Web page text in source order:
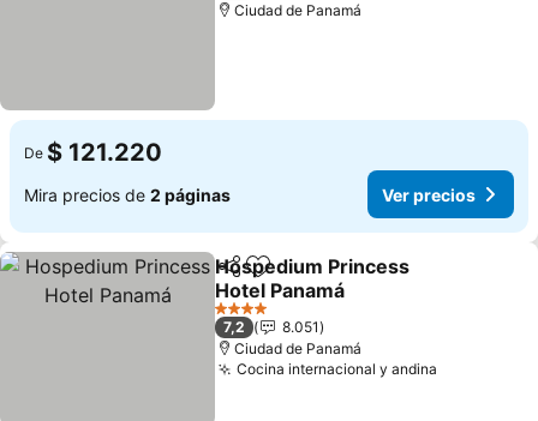
Ciudad de Panamá
De $ 121.220
Mira precios de 2 páginas Ver precios
CompartirAgregar a favoritos
Hospedium Princess
Hotel Panamá
4 Estrellas
7,2
8.051
Ciudad de Panamá
Cocina internacional y andina